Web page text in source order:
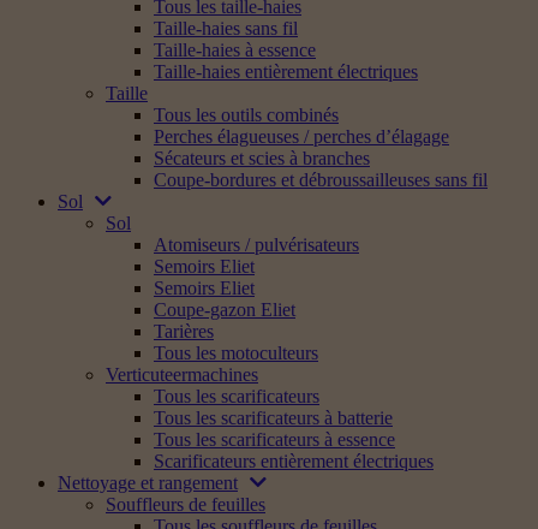
Tous les taille-haies
Taille-haies sans fil
Taille-haies à essence
Taille-haies entièrement électriques
Taille
Tous les outils combinés
Perches élagueuses / perches d’élagage
Sécateurs et scies à branches
Coupe-bordures et débroussailleuses sans fil
Sol
Sol
Atomiseurs / pulvérisateurs
Semoirs Eliet
Semoirs Eliet
Coupe-gazon Eliet
Tarières
Tous les motoculteurs
Verticuteermachines
Tous les scarificateurs
Tous les scarificateurs à batterie
Tous les scarificateurs à essence
Scarificateurs entièrement électriques
Nettoyage et rangement
Souffleurs de feuilles